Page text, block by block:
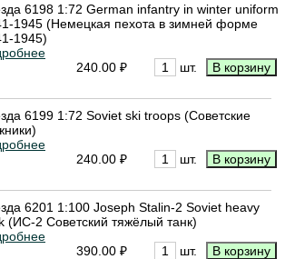
6198 1:72 German infantry in winter uniform
1945 (Немецкая пехота в зимней форме
1945)
240.00 ₽
шт.
6199 1:72 Soviet ski troops (Советские
240.00 ₽
шт.
6201 1:100 Joseph Stalin-2 Soviet heavy
(ИС-2 Советский тяжёлый танк)
390.00 ₽
шт.